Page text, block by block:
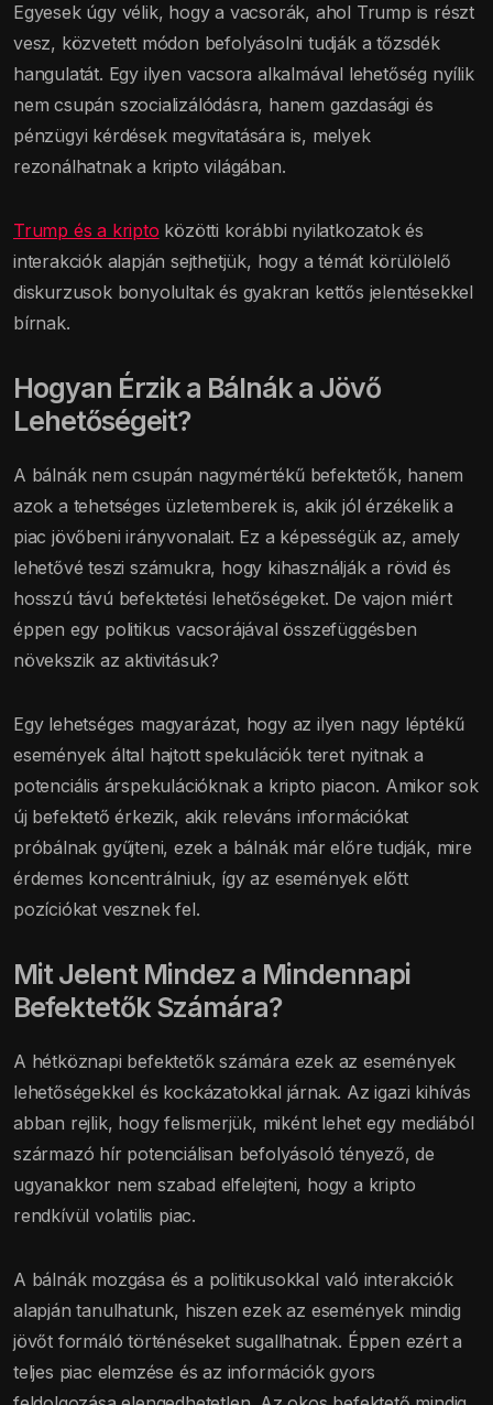
Egyesek úgy vélik, hogy a vacsorák, ahol Trump is részt
vesz, közvetett módon befolyásolni tudják a tőzsdék
hangulatát. Egy ilyen vacsora alkalmával lehetőség nyílik
nem csupán szocializálódásra, hanem gazdasági és
pénzügyi kérdések megvitatására is, melyek
rezonálhatnak a kripto világában.
Trump és a kripto közötti korábbi nyilatkozatok és
interakciók alapján sejthetjük, hogy a témát körülölelő
diskurzusok bonyolultak és gyakran kettős jelentésekkel
bírnak.
Hogyan Érzik a Bálnák a Jövő
Lehetőségeit?
A bálnák nem csupán nagymértékű befektetők, hanem
azok a tehetséges üzletemberek is, akik jól érzékelik a
piac jövőbeni irányvonalait. Ez a képességük az, amely
lehetővé teszi számukra, hogy kihasználják a rövid és
hosszú távú befektetési lehetőségeket. De vajon miért
éppen egy politikus vacsorájával összefüggésben
növekszik az aktivitásuk?
Egy lehetséges magyarázat, hogy az ilyen nagy léptékű
események által hajtott spekulációk teret nyitnak a
potenciális árspekulációknak a kripto piacon. Amikor sok
új befektető érkezik, akik releváns információkat
próbálnak gyűjteni, ezek a bálnák már előre tudják, mire
érdemes koncentrálniuk, így az események előtt
pozíciókat vesznek fel.
Mit Jelent Mindez a Mindennapi
Befektetők Számára?
A hétköznapi befektetők számára ezek az események
lehetőségekkel és kockázatokkal járnak. Az igazi kihívás
abban rejlik, hogy felismerjük, miként lehet egy mediából
származó hír potenciálisan befolyásoló tényező, de
ugyanakkor nem szabad elfelejteni, hogy a kripto
rendkívül volatilis piac.
A bálnák mozgása és a politikusokkal való interakciók
alapján tanulhatunk, hiszen ezek az események mindig
jövőt formáló történéseket sugallhatnak. Éppen ezért a
teljes piac elemzése és az információk gyors